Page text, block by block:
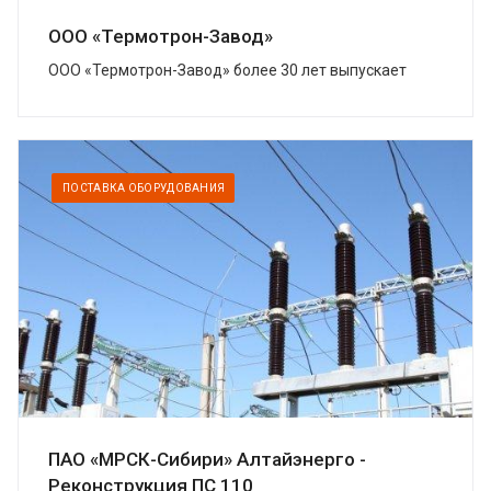
ООО «Термотрон-Завод»
ООО «Термотрон-Завод» более 30 лет выпускает
ПОСТАВКА ОБОРУДОВАНИЯ
ПАО «МРСК-Сибири» Алтайэнерго -
Реконструкция ПС 110